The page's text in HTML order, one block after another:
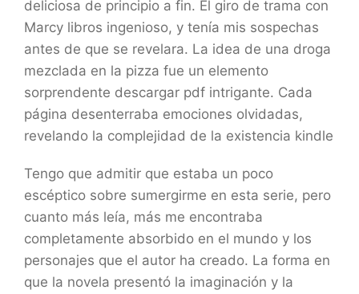
deliciosa de principio a fin. El giro de trama con
Marcy libros ingenioso, y tenía mis sospechas
antes de que se revelara. La idea de una droga
mezclada en la pizza fue un elemento
sorprendente descargar pdf intrigante. Cada
página desenterraba emociones olvidadas,
revelando la complejidad de la existencia kindle
Tengo que admitir que estaba un poco
escéptico sobre sumergirme en esta serie, pero
cuanto más leía, más me encontraba
completamente absorbido en el mundo y los
personajes que el autor ha creado. La forma en
que la novela presentó la imaginación y la